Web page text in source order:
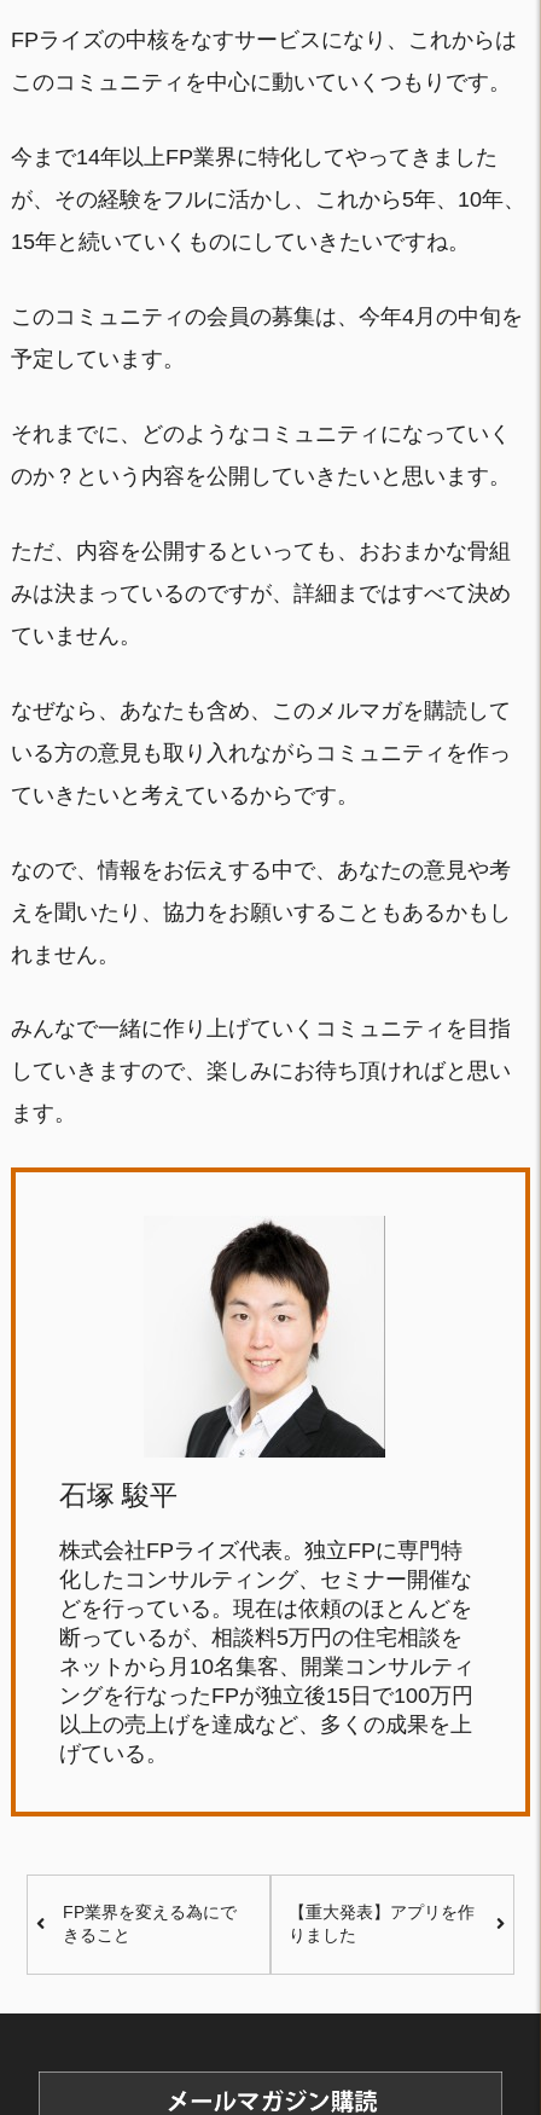
FPライズの中核をなすサービスになり、これからは
このコミュニティを中心に動いていくつもりです。
今まで14年以上FP業界に特化してやってきました
が、その経験をフルに活かし、これから5年、10年、
15年と続いていくものにしていきたいですね。
このコミュニティの会員の募集は、今年4月の中旬を
予定しています。
それまでに、どのようなコミュニティになっていく
のか？という内容を公開していきたいと思います。
ただ、内容を公開するといっても、おおまかな骨組
みは決まっているのですが、詳細まではすべて決め
ていません。
なぜなら、あなたも含め、このメルマガを購読して
いる方の意見も取り入れながらコミュニティを作っ
ていきたいと考えているからです。
なので、情報をお伝えする中で、あなたの意見や考
えを聞いたり、協力をお願いすることもあるかもし
れません。
みんなで一緒に作り上げていくコミュニティを目指
していきますので、楽しみにお待ち頂ければと思い
ます。
石塚 駿平
株式会社FPライズ代表。独立FPに専門特
化したコンサルティング、セミナー開催な
どを行っている。現在は依頼のほとんどを
断っているが、相談料5万円の住宅相談を
ネットから月10名集客、開業コンサルティ
ングを行なったFPが独立後15日で100万円
以上の売上げを達成など、多くの成果を上
げている。
FP業界を変える為にで
きること
【重大発表】アプリを作
りました